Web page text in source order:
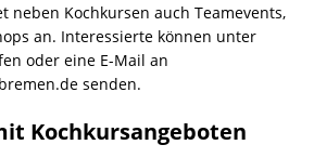
neben Kochkursen auch Teamevents,
an. Interessierte können unter
oder eine E-Mail an
senden.
Kochkursangeboten